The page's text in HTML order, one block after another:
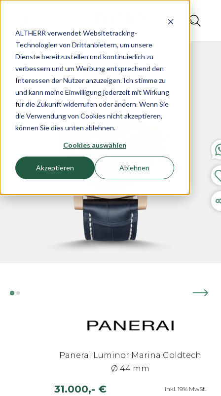
ALTHERR verwendet Websitetracking-
Technologien von Drittanbietern, um unsere
Dienste bereitzustellen und kontinuierlich zu
verbessern und um Werbung entsprechend den
Interessen der Nutzer anzuzeigen. Ich stimme zu
und kann meine Einwilligung jederzeit mit Wirkung
für die Zukunft widerrufen oder ändern. Wenn Sie
die Verwendung von Cookies nicht akzeptieren,
können Sie dies unten ablehnen.
Cookies auswählen
Akzeptieren Ablehnen
Panerai Luminor Marina Goldtech
Ø 44 mm
31.000,- € inkl. 19% MwSt.